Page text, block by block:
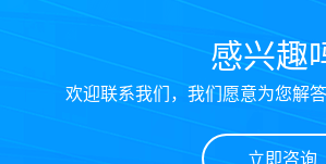
感兴趣
欢迎联系我们，我们愿意为您解
立即咨询